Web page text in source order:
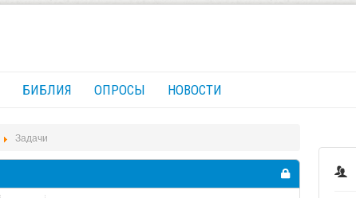
БИБЛИЯ ОПРОСЫ НОВОСТИ
Задачи